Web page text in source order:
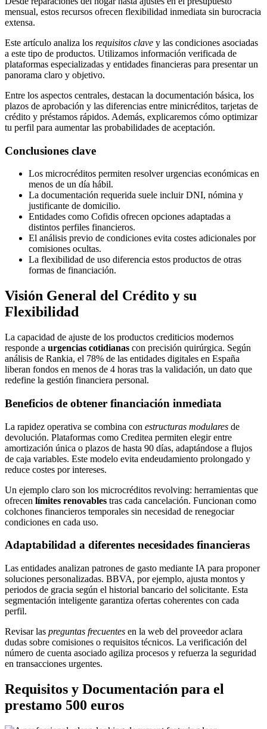
mensual, estos recursos ofrecen flexibilidad inmediata sin burocracia
extensa.
Este artículo analiza los requisitos clave y las condiciones asociadas
a este tipo de productos. Utilizamos información verificada de
plataformas especializadas y entidades financieras para presentar un
panorama claro y objetivo.
Entre los aspectos centrales, destacan la documentación básica, los
plazos de aprobación y las diferencias entre minicréditos, tarjetas de
crédito y préstamos rápidos. Además, explicaremos cómo optimizar
tu perfil para aumentar las probabilidades de aceptación.
Conclusiones clave
Los microcréditos permiten resolver urgencias económicas en
menos de un día hábil.
La documentación requerida suele incluir DNI, nómina y
justificante de domicilio.
Entidades como Cofidis ofrecen opciones adaptadas a
distintos perfiles financieros.
El análisis previo de condiciones evita costes adicionales por
comisiones ocultas.
La flexibilidad de uso diferencia estos productos de otras
formas de financiación.
Visión General del Crédito y su
Flexibilidad
La capacidad de ajuste de los productos crediticios modernos
responde a urgencias cotidianas con precisión quirúrgica. Según
análisis de Rankia, el 78% de las entidades digitales en España
liberan fondos en menos de 4 horas tras la validación, un dato que
redefine la gestión financiera personal.
Beneficios de obtener financiación inmediata
La rapidez operativa se combina con estructuras modulares de
devolución. Plataformas como Creditea permiten elegir entre
amortización única o plazos de hasta 90 días, adaptándose a flujos
de caja variables. Este modelo evita endeudamiento prolongado y
reduce costes por intereses.
Un ejemplo claro son los microcréditos revolving: herramientas que
ofrecen límites renovables tras cada cancelación. Funcionan como
colchones financieros temporales sin necesidad de renegociar
condiciones en cada uso.
Adaptabilidad a diferentes necesidades financieras
Las entidades analizan patrones de gasto mediante IA para proponer
soluciones personalizadas. BBVA, por ejemplo, ajusta montos y
periodos de gracia según el historial bancario del solicitante. Esta
segmentación inteligente garantiza ofertas coherentes con cada
perfil.
Revisar las preguntas frecuentes en la web del proveedor aclara
dudas sobre comisiones o requisitos técnicos. La verificación del
número de cuenta asociado agiliza procesos y refuerza la seguridad
en transacciones urgentes.
Requisitos y Documentación para el
prestamo 500 euros